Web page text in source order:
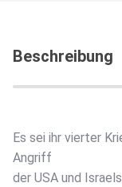
Beschreibung
Es sei ihr vierter
Angriff
der USA und